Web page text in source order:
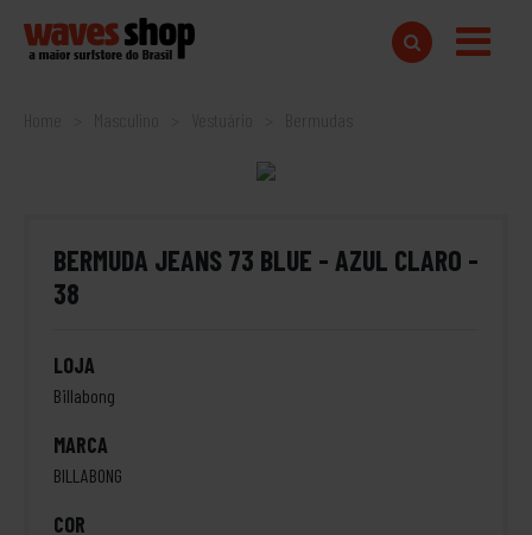
Home Bermudas
BERMUDA JEANS 73 BLUE - AZUL CLARO -
38
LOJA
Billabong
MARCA
BILLABONG
COR